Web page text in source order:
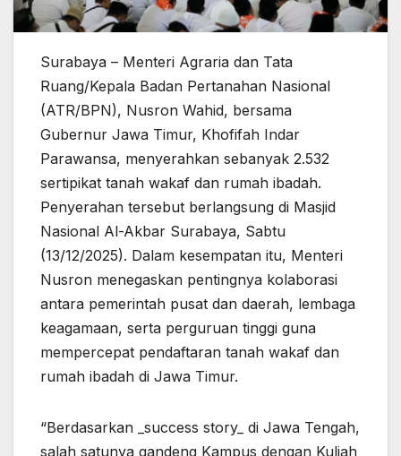
Surabaya – Menteri Agraria dan Tata
Ruang/Kepala Badan Pertanahan Nasional
(ATR/BPN), Nusron Wahid, bersama
Gubernur Jawa Timur, Khofifah Indar
Parawansa, menyerahkan sebanyak 2.532
sertipikat tanah wakaf dan rumah ibadah.
Penyerahan tersebut berlangsung di Masjid
Nasional Al-Akbar Surabaya, Sabtu
(13/12/2025). Dalam kesempatan itu, Menteri
Nusron menegaskan pentingnya kolaborasi
antara pemerintah pusat dan daerah, lembaga
keagamaan, serta perguruan tinggi guna
mempercepat pendaftaran tanah wakaf dan
rumah ibadah di Jawa Timur.
“Berdasarkan _success story_ di Jawa Tengah,
salah satunya gandeng Kampus dengan Kuliah